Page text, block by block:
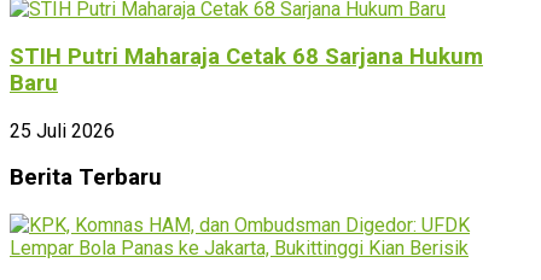
STIH Putri Maharaja Cetak 68 Sarjana Hukum
Baru
25 Juli 2026
Berita Terbaru